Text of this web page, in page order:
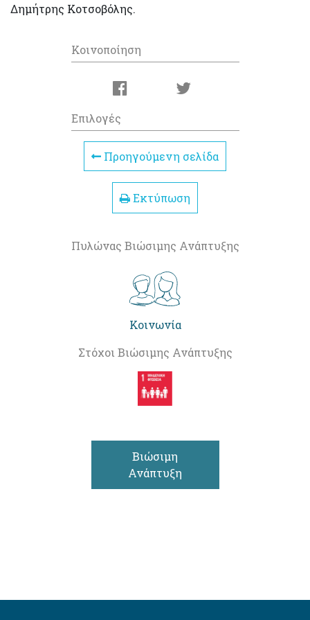
Δημήτρης Κοτσοβόλης.
Κοινοποίηση
Επιλογές
Προηγούμενη σελίδα
Εκτύπωση
Πυλώνας Βιώσιμης Ανάπτυξης
Κοινωνία
Στόχοι Βιώσιμης Ανάπτυξης
Βιώσιμη
Ανάπτυξη